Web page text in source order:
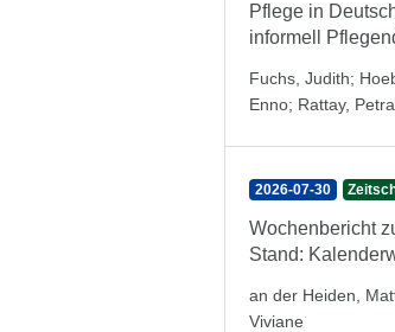
Pflege in
informell
Fuchs, Judith;
Enno; Rattay, Petra
2026-07-30
Wochenbericht
Stand:
an der Heiden,
Viviane